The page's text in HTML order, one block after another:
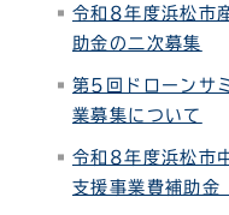
令和8年度浜松市
助金の二次募集
第5回ドローンサ
業募集について
令和8年度浜松市
支援事業費補助金